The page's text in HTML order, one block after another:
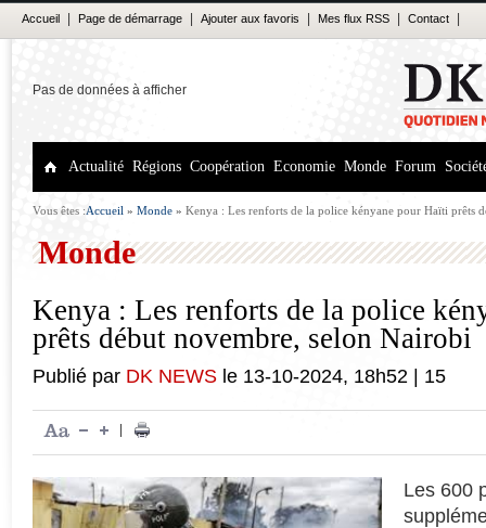
Accueil Page de démarrage Ajouter aux favoris Mes flux RSS Contact
Pas de données à afficher
Actualité Régions Coopération Economie Monde Forum
Vous êtes :Accueil » Monde » Kenya : Les renforts de la police kényane pour Haïti prêts
Monde
Kenya : Les renforts de la police
prêts début novembre, selon Nairobi
Publié par DK NEWS le 13-10-2024, 18h52 15
Les 600